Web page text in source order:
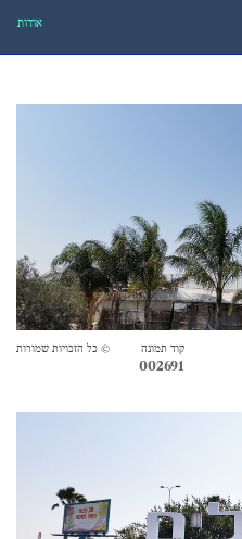
אודות
קוד תמונה
002691
© כל הזכויות שמורות